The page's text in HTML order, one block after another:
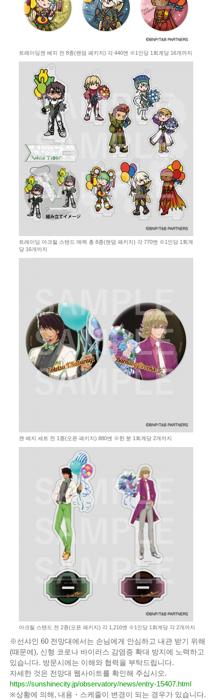
트레이딩캔 배지 전 8종(랜덤 패키지) 각 440엔 ※1인당 1회계당 16개까지
트레이딩 아크릴 스탠드 매력 총 8종(랜덤 패키지) 각 770엔 ※1인당 1회계
당 16개까지
캔 배지 세트 전 1종(오픈 패키지) 880엔 ※한 분 1회계당 2개까지
아크릴 스탠드 전 2종(오픈 패키지) 각 1,210엔 ※1인당 1회계당 각 2개까지
※선샤인 60 전망대에서는 손님에게 안심하고 내관 받기 위해
(때문에), 신형 코로나 바이러스 감염증 확대 방지에 노력하고
있습니다. 방문시에는 이해와 협력을 부탁드립니다.
자세한 것은 전망대 웹사이트를 확인해 주십시오.
https://sunshinecity.jp/observatory/news/entry-15407.html
※상황에 의해, 내용・스케줄이 변경이 되는 경우가 있습니다.